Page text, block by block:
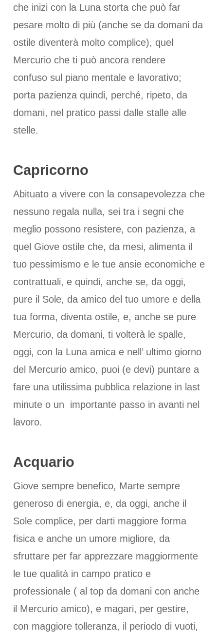
che inizi con la Luna storta che può far
pesare molto di più (anche se da domani da
ostile diventerà molto complice), quel
Mercurio che ti può ancora rendere
confuso sul piano mentale e lavorativo;
porta pazienza quindi, perché, ripeto, da
domani, nel pratico passi dalle stalle alle
stelle.
Capricorno
Abituato a vivere con la consapevolezza che
nessuno regala nulla, sei tra i segni che
meglio possono resistere, con pazienza, a
quel Giove ostile che, da mesi, alimenta il
tuo pessimismo e le tue ansie economiche e
contrattuali, e quindi, anche se, da oggi,
pure il Sole, da amico del tuo umore e della
tua forma, diventa ostile, e, anche se pure
Mercurio, da domani, ti volterà le spalle,
oggi, con la Luna amica e nell’ ultimo giorno
del Mercurio amico, puoi (e devi) puntare a
fare una utilissima pubblica relazione in last
minute o un importante passo in avanti nel
lavoro.
Acquario
Giove sempre benefico, Marte sempre
generoso di energia, e, da oggi, anche il
Sole complice, per darti maggiore forma
fisica e anche un umore migliore, da
sfruttare per far apprezzare maggiormente
le tue qualità in campo pratico e
professionale ( al top da domani con anche
il Mercurio amico), e magari, per gestire,
con maggiore tolleranza, il periodo di vuoti,